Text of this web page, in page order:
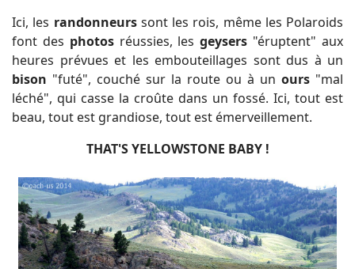
Ici, les randonneurssont les rois, même les Polaroids
font des photosréussies, lesgeysers "éruptent" aux
heures prévues et les embouteillages sont dus à un
bison "futé", couché sur la route ou à un ours "mal
léché", qui casse la croûte dans un fossé. Ici, tout est
beau, tout est grandiose, tout est émerveillement.
THAT'S YELLOWSTONE BABY !